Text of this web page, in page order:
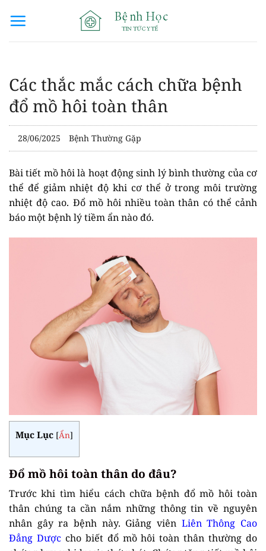
qua
Các thắc mắc cách chữa bệnh
đổ mồ hôi toàn thân
28/06/2025 Bệnh Thường Gặp
Bài tiết mồ hôi là hoạt động sinh lý bình thường của cơ
thể để giảm nhiệt độ khi cơ thể ở trong môi trường
nhiệt độ cao. Đổ mồ hôi nhiều toàn thân có thể cảnh
báo một bệnh lý tiềm ẩn nào đó.
Mục Lục [Ẩn]
Đổ mồ hôi toàn thân do đâu?
Trước khi tìm hiểu cách chữa bệnh đổ mồ hôi toàn
thân chúng ta cần nắm những thông tin về nguyên
nhân gây ra bệnh này. Giảng viên Liên Thông Cao
Đẳng Dượccho biết đổ mồ hôi toàn thân thường do